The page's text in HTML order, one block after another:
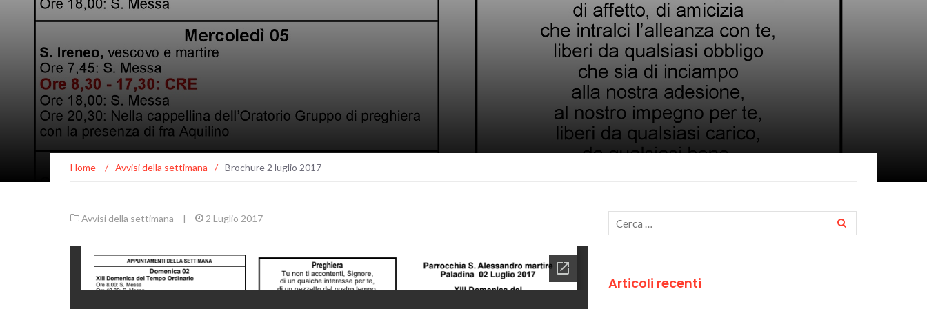
Home / Avvisi della settimana / Brochure 2 luglio 2017
Avvisi della settimana | 2 Luglio 2017
Articoli recenti